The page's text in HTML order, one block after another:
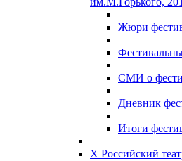
Жюри
СМИ о
Дневник
Итоги
X Российский